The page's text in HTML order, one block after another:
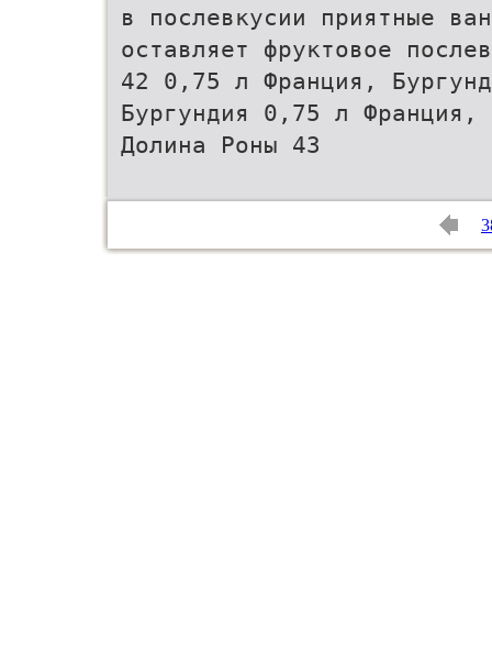
в послевкусии приятные
оставляет фруктовое
42 0,75 л Франция,
Бургундия 0,75 л
Долина Роны 43